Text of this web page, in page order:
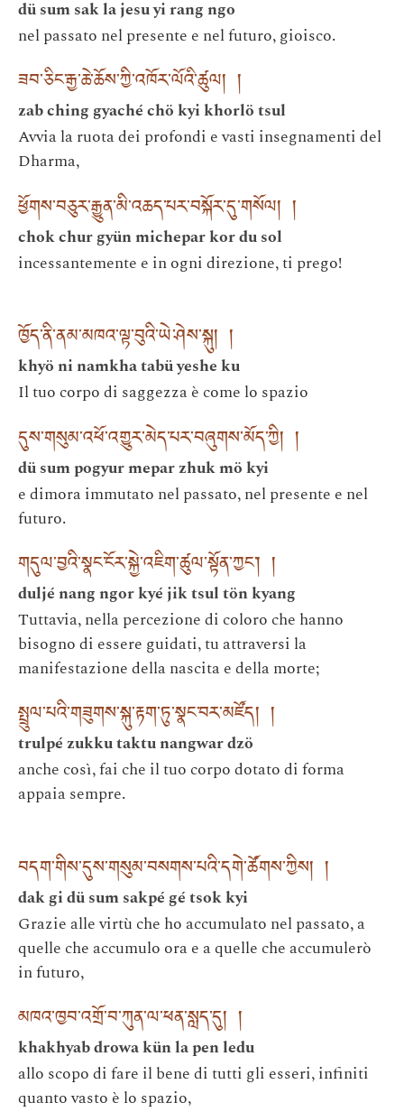
dü sum sak la jesu yi rang ngo
nel passato nel presente e nel futuro, gioisco.
ཟབ་ཅིང་རྒྱ་ཆེ་ཆོས་ཀྱི་འཁོར་ལོའི་ཚུལ། །
zab ching gyaché chö kyi khorlö tsul
Avvia la ruota dei profondi e vasti insegnamenti del
Dharma,
ཕྱོགས་བཅུར་རྒྱུན་མི་འཆད་པར་བསྐོར་དུ་གསོལ། །
chok chur gyün michepar kor du sol
incessantemente e in ogni direzione, ti prego!
ཁྱོད་ནི་ནམ་མཁའ་ལྟ་བུའི་ཡེ་ཤེས་སྐུ། །
khyö ni namkha tabü yeshe ku
Il tuo corpo di saggezza è come lo spazio
དུས་གསུམ་འཕོ་འགྱུར་མེད་པར་བཞུགས་མོད་ཀྱི། །
dü sum pogyur mepar zhuk mö kyi
e dimora immutato nel passato, nel presente e nel
futuro.
གདུལ་བྱའི་སྣང་ངོར་སྐྱེ་འཇིག་ཚུལ་སྟོན་ཀྱང་། །
duljé nang ngor kyé jik tsul tön kyang
Tuttavia, nella percezione di coloro che hanno
bisogno di essere guidati, tu attraversi la
manifestazione della nascita e della morte;
སྤྲུལ་པའི་གཟུགས་སྐུ་རྟག་ཏུ་སྣང་བར་མཛོད། །
trulpé zukku taktu nangwar dzö
anche così, fai che il tuo corpo dotato di forma
appaia sempre.
བདག་གིས་དུས་གསུམ་བསགས་པའི་དགེ་ཚོགས་ཀྱིས། །
dak gi dü sum sakpé gé tsok kyi
Grazie alle virtù che ho accumulato nel passato, a
quelle che accumulo ora e a quelle che accumulerò
in futuro,
མཁའ་ཁྱབ་འགྲོ་བ་ཀུན་ལ་ཕན་སླད་དུ། །
khakhyab drowa kün la pen ledu
allo scopo di fare il bene di tutti gli esseri, infiniti
quanto vasto è lo spazio,